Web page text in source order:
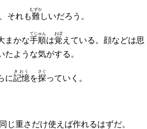
それも難
むずか
しいだろう。
まかな手順
てじゅん
は覚
おぼ
えている。顔などは思
ような気がする。
に記憶
きおく
を探
さぐ
っていく。
じ重さだけ使えば作れるはずだ。